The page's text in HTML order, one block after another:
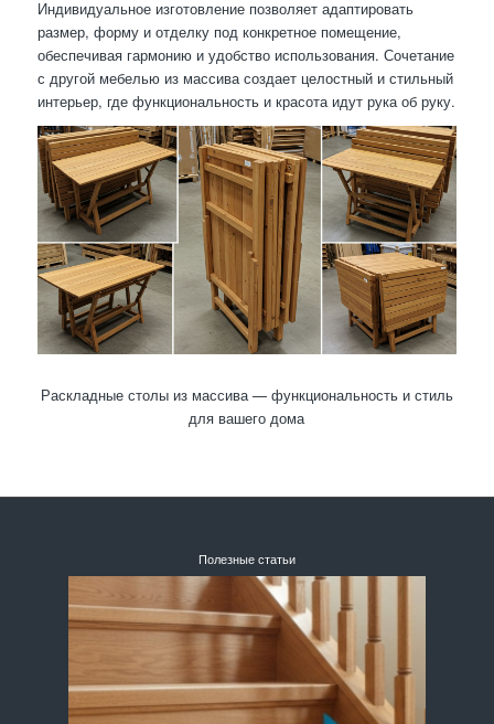
Индивидуальное изготовление позволяет адаптировать
размер, форму и отделку под конкретное помещение,
обеспечивая гармонию и удобство использования. Сочетание
с другой мебелью из массива создает целостный и стильный
интерьер, где функциональность и красота идут рука об руку.
Раскладные столы из массива — функциональность и стиль
для вашего дома
Полезные статьи